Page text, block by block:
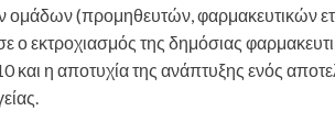
(προμηθευτών, φαρμακευτικών
ο εκτροχιασμός της δημόσιας
η αποτυχία της ανάπτυξης ενός